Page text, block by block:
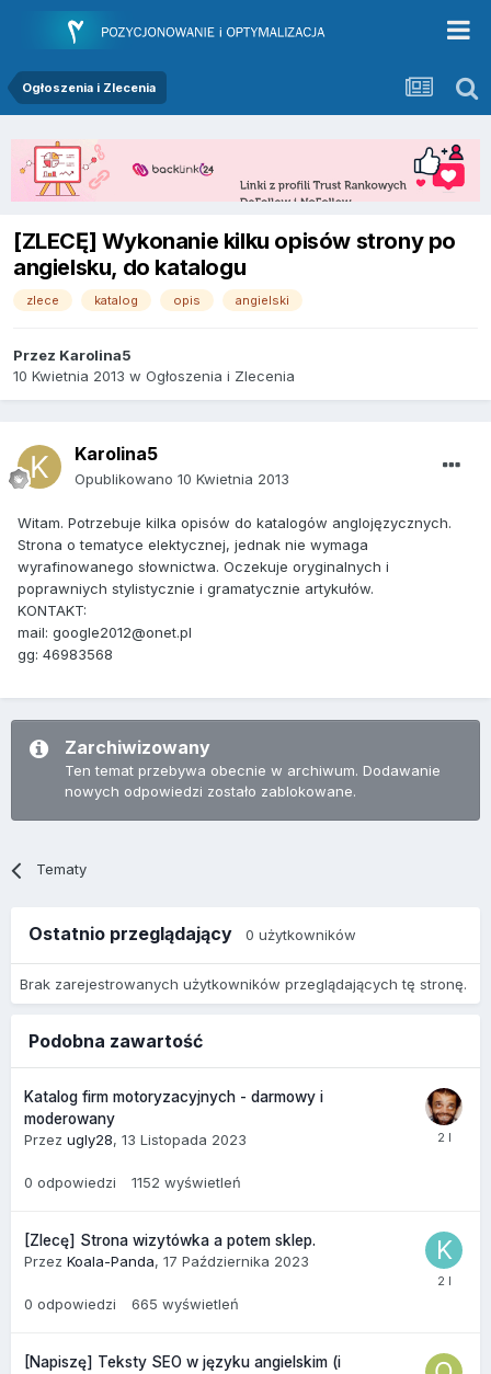
Ogłoszenia i Zlecenia
[ZLECĘ] Wykonanie kilku opisów strony po
angielsku, do katalogu
zlece katalog opis angielski
Przez Karolina5
10 Kwietnia 2013 w Ogłoszenia i Zlecenia
Karolina5
Opublikowano 10 Kwietnia 2013
Witam. Potrzebuje kilka opisów do katalogów anglojęzycznych.
Strona o tematyce elektycznej, jednak nie wymaga
wyrafinowanego słownictwa. Oczekuje oryginalnych i
poprawniych stylistycznie i gramatycznie artykułów.
KONTAKT:
mail: google2012@onet.pl
gg: 46983568
Zarchiwizowany
Ten temat przebywa obecnie w archiwum. Dodawanie
nowych odpowiedzi zostało zablokowane.
Tematy
Ostatnio przeglądający 0 użytkowników
Brak zarejestrowanych użytkowników przeglądających tę stronę.
Podobna zawartość
Katalog firm motoryzacyjnych - darmowy i
moderowany
Przez ugly28, 13 Listopada 2023
0 odpowiedzi 1152 wyświetleń
[Zlecę] Strona wizytówka a potem sklep.
Przez Koala-Panda, 17 Października 2023
0 odpowiedzi 665 wyświetleń
[Napiszę] Teksty SEO w języku angielskim (i